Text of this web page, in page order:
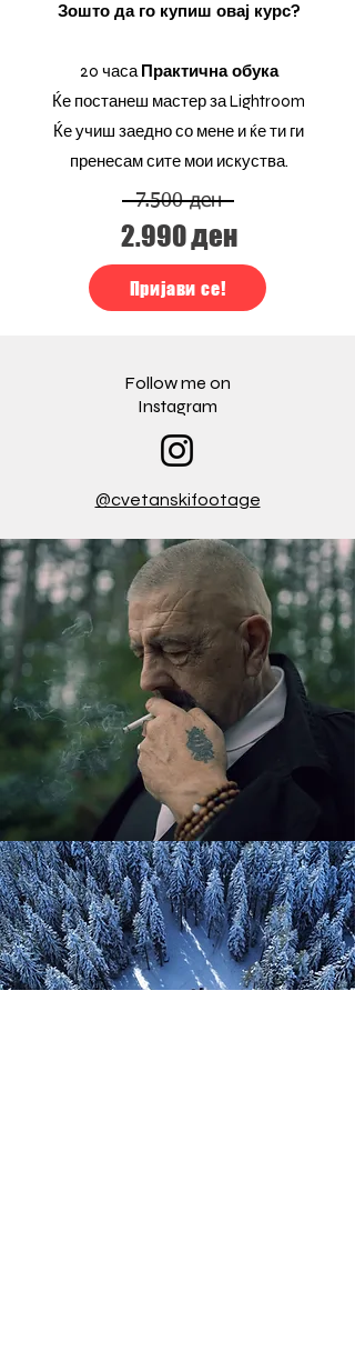
Зошто да го купиш овај курс?
20 часаПрактична обука
Ќе постанеш мастер за Lightroom
Ќе учиш заедно со мене и ќе ти ги
пренесам сите мои искуства.
7.500 ден
2.990 ден
Пријави се!
Follow me on
Instagram
@cvetanskifootage